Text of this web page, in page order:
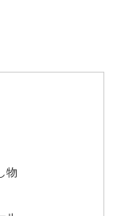
物